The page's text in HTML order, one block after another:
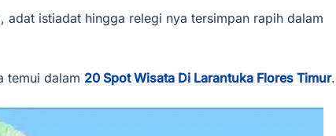
istiadat hingga relegi nya tersimpan rapih dalam
temui dalam 20 Spot Wisata Di Larantuka Flores Timur.